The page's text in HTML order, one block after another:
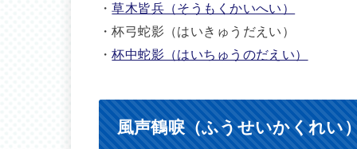
・草木皆兵（そうもくかいへい）
・杯弓蛇影（はいきゅうだえい）
・杯中蛇影（はいちゅうのだえい）
風声鶴唳（ふうせいかくれい